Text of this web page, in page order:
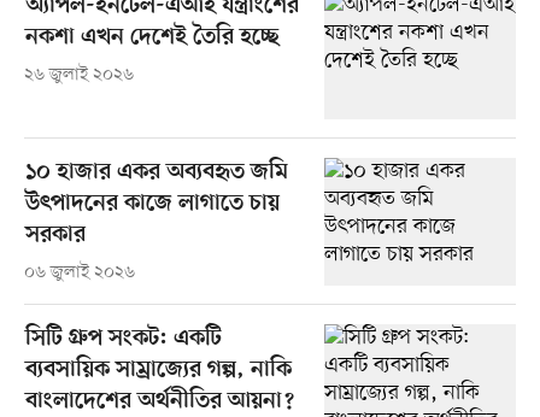
অ্যাপল-ইনটেল-এআই যন্ত্রাংশের
নকশা এখন দেশেই তৈরি হচ্ছে
২৬ জুলাই ২০২৬
১০ হাজার একর অব্যবহৃত জমি
উৎপাদনের কাজে লাগাতে চায়
সরকার
০৬ জুলাই ২০২৬
সিটি গ্রুপ সংকট: একটি
ব্যবসায়িক সাম্রাজ্যের গল্প, নাকি
বাংলাদেশের অর্থনীতির আয়না?